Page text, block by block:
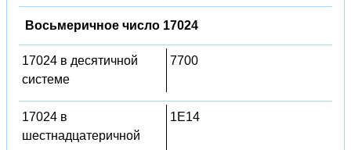
Восьмеричное число 17024
17024 в десятичной
системе
7700
17024 в
шестнадцатеричной
1E14